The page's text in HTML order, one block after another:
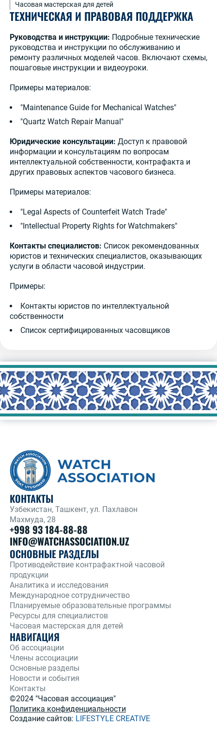
Часовая мастерская для детей
ТЕХНИЧЕСКАЯ И ПРАВОВАЯ ПОДДЕРЖКА
Руководства и инструкции: Подробные технические
руководства и инструкции по обслуживанию и
ремонту различных моделей часов. Включают схемы,
пошаговые инструкции и видеоуроки.
Примеры материалов:
"Maintenance Guide for Mechanical Watches"
"Quartz Watch Repair Manual"
Юридические консультации: Доступ к правовой
информации и консультациям по вопросам
интеллектуальной собственности, контрафакта и
других правовых аспектов часового бизнеса.
Примеры материалов:
"Legal Aspects of Counterfeit Watch Trade"
"Intellectual Property Rights for Watchmakers"
Контакты специалистов: Список рекомендованных
юристов и технических специалистов, оказывающих
услуги в области часовой индустрии.
Примеры:
Контакты юристов по интеллектуальной
собственности
Список сертифицированных часовщиков
КОНТАКТЫ
Узбекистан, Ташкент, ул. Пахлавон
Махмуда, 28
+998 93 184-88-88
INFO@WATCHASSOCIATION.UZ
ОСНОВНЫЕ РАЗДЕЛЫ
Противодействие контрафактной часовой
продукции
Аналитика и исследования
Международное сотрудничество
Планируемые образовательные программы
Ресурсы для специалистов
Часовая мастерская для детей
НАВИГАЦИЯ
Об ассоциации
Члены ассоциации
Основные разделы
Новости и события
Контакты
©2024 "Часовая ассоциация"
Политика конфиденциальности
Создание сайтов: LIFESTYLE CREATIVE